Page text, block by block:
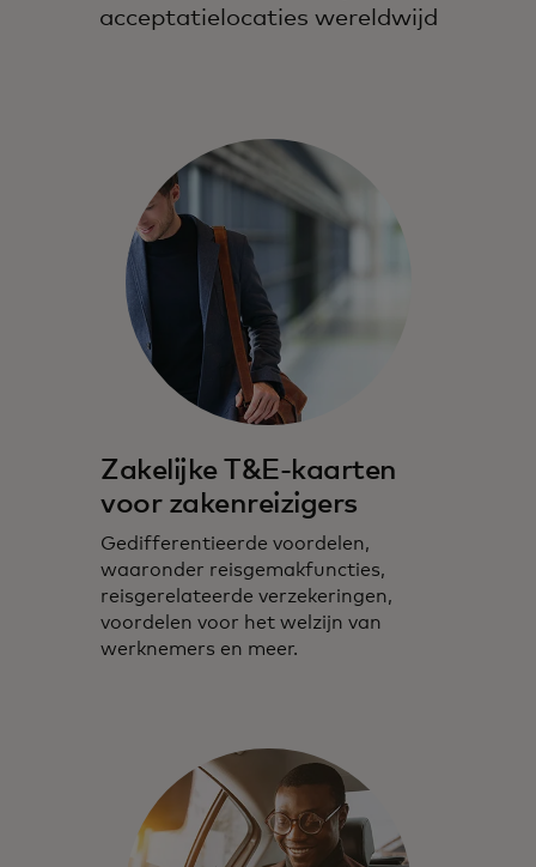
acceptatielocaties wereldwijd
Zakelijke T&E-kaarten
voor zakenreizigers
Gedifferentieerde voordelen,
waaronder reisgemakfuncties,
reisgerelateerde verzekeringen,
voordelen voor het welzijn van
werknemers en meer.